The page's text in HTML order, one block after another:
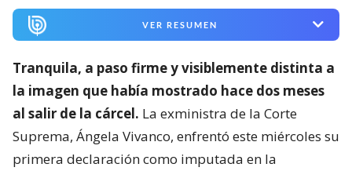
VER RESUMEN
Tranquila, a paso firme y visiblemente distinta a
la imagen que había mostrado hace dos meses
al salir de la cárcel. La exministra de la Corte
Suprema, Ángela Vivanco, enfrentó este miércoles su
primera declaración como imputada en la